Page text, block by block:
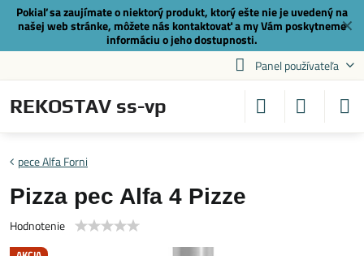
✕
Pokiaľ sa zaujímate o niektorý produkt, ktorý ešte nie je uvedený na
našej web stránke, môžete nás kontaktovaťa my Vám poskytneme
informáciu o jeho dostupnosti.
Panel používateľa
REKOSTAV ss-vp
pece Alfa Forni
Pizza pec Alfa 4 Pizze
Hodnotenie